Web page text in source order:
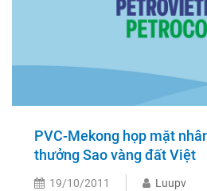
PVC-Mekong họp mặt
thưởng Sao vàng đất Việt
19/10/2011 Luupv